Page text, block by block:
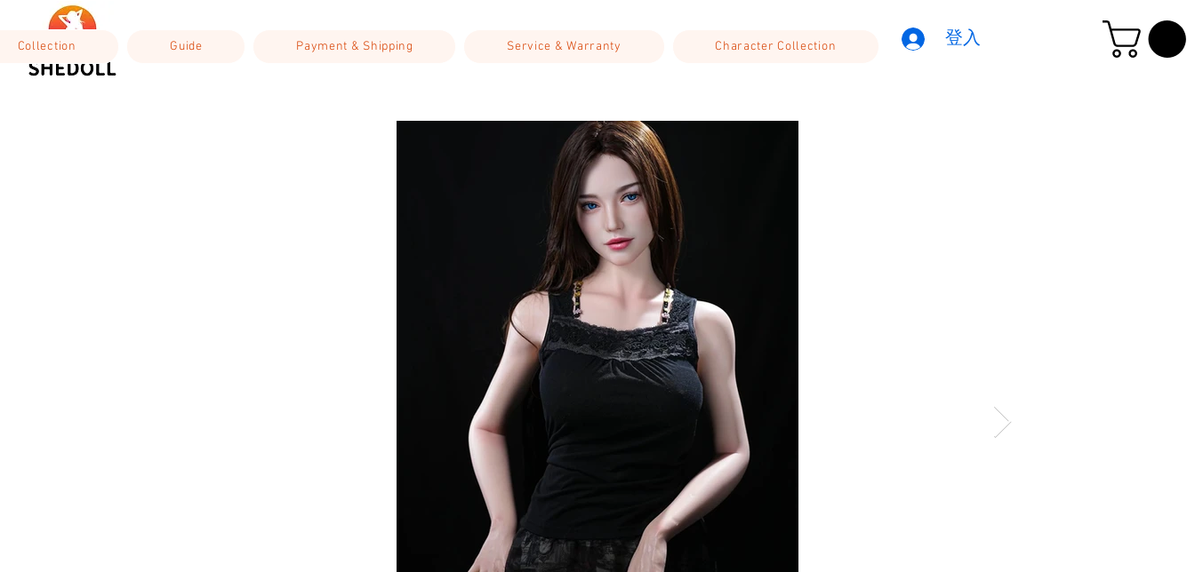
Collection Guide Payment & Shipping Service & Warranty Character Collection 登入